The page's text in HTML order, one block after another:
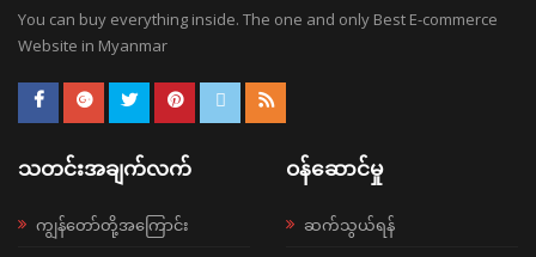
You can buy everything inside. The one and only Best E-commerce
Website in Myanmar
သတင်းအချက်လက်
ကျွန်တော်တို့အကြောင်း
ဝန်ဆောင်မှု
ဆက်သွယ်ရန်